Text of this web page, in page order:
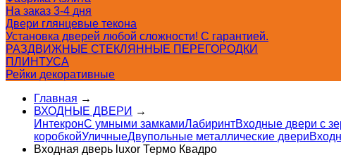
На заказ 3-4 дня
Двери глянцевые текона
Установка дверей любой сложности! С гарантией.
РАЗДВИЖНЫЕ СТЕКЛЯННЫЕ ПЕРЕГОРОДКИ
ПЛИНТУСА
Рейки декоративные
Главная →
ВХОДНЫЕ ДВЕРИ →
ИнтекронС умными замкамиЛабиринтВходные двери с
коробкойУличныеДвупольные металлические двери
Входная дверь luxor Термо Квадро